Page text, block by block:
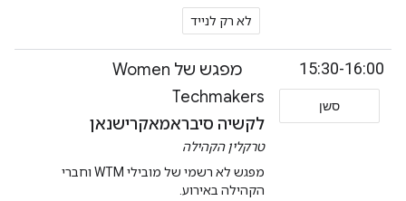
לא רק לנייד
15:30-16:00
סשן
מפגש של Women
Techmakers
לקשיה סיבראמאקרישנאן
טרקלין הקהילה
מפגש לא רשמי של מובילי WTM וחברי
הקהילה באירוע.